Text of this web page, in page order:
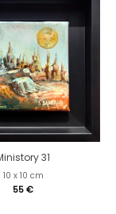
31
10 x 10 cm
55 €